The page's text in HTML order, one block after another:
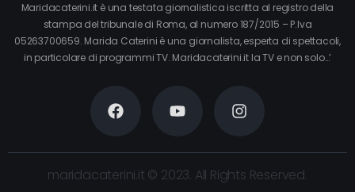
Maridacaterini.it è una testata giornalistica iscritta al registro della
stampa del tribunale di Roma, al numero 187/2015 – P.Iva
05263700659. Marida Caterini è una giornalista, esperta di spettacoli,
in particolare di programmi TV. Maridacaterini.it la TV e non solo…’
maridacaterini.it © 2023. All Rights Reserved.